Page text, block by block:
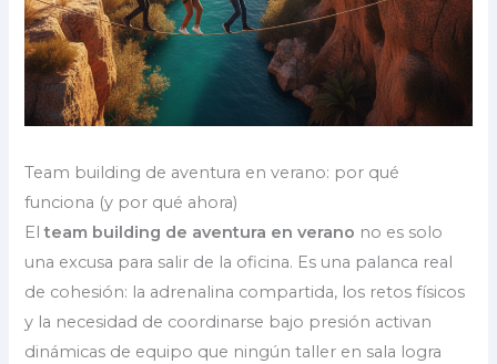
Team building de aventura en verano: por qué
funciona (y por qué ahora)
Elteam building de aventura en verano no es solo
una excusa para salir de la oficina. Es una palanca real
de cohesión: la adrenalina compartida, los retos físicos
y la necesidad de coordinarse bajo presión activan
dinámicas de equipo que ningún taller en sala logra